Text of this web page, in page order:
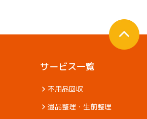
サービス一覧
不用品回収
遺品整理・生前整理